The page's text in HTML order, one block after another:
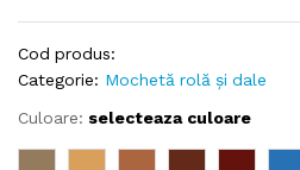
Cod produs:
Categorie: Mochetă rolă și dale
Culoare: selecteaza culoare